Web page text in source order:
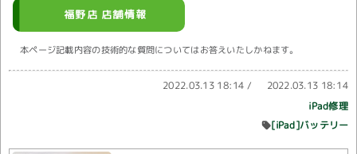
福野店 店舗情報
本ページ記載内容の技術的な質問についてはお答えいたしかねます。
2022.03.13 18:14 / 2022.03.13 18:14
iPad修理
[iPad]バッテリー